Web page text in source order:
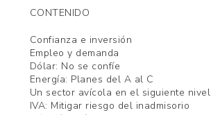
CONTENIDO
Confianza e inversión
Empleo y demanda
Dólar: No se confíe
Energía: Planes del A al C
Un sector avícola en el siguiente nivel
IVA: Mitigar riesgo del inadmisorio